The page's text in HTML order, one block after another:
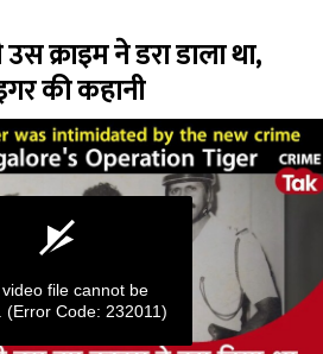
क्राइम ने डरा डाला था,
की कहानी
file cannot be
(Error Code: 232011)